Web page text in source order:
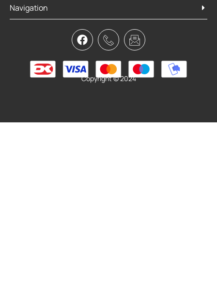
Bagagebærer Extender 300mm
79,95kr.
Tilføj til kurv
Navigation
Copyright © 2024